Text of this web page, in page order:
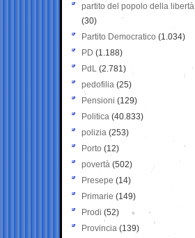
partito del popolo della libertà
(30)
Partito Democratico (1.034)
PD (1.188)
PdL (2.781)
pedofilia (25)
Pensioni (129)
Politica (40.833)
polizia (253)
Porto (12)
povertà (502)
Presepe (14)
Primarie (149)
Prodi (52)
Provincia (139)